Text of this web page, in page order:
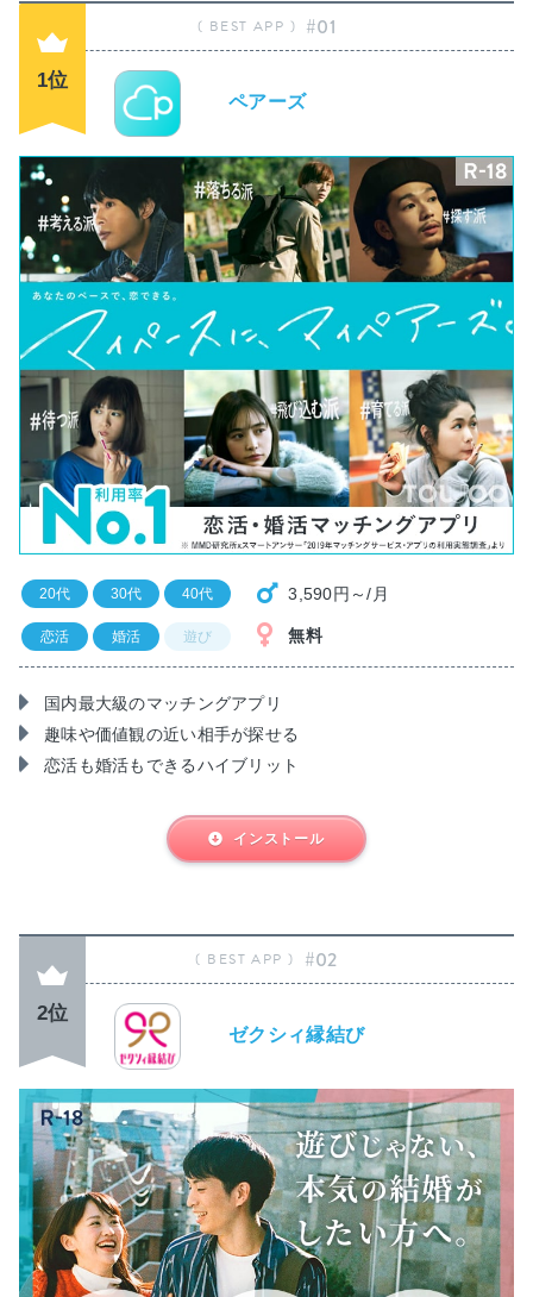
1位
#01
ペアーズ
国内最大級のマッチングアプリ
趣味や価値観の近い相手が探せる
恋活も婚活もできるハイブリット
20代 30代 40代
恋活 婚活 遊び
3,590円～/月
無料
インストール
2位
#02
ゼクシィ縁結び